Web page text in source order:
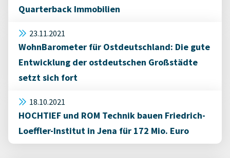
Quarterback Immobilien
23.11.2021
WohnBarometer für Ostdeutschland: Die gute
Entwicklung der ostdeutschen Großstädte
setzt sich fort
18.10.2021
HOCHTIEF und ROM Technik bauen Friedrich-
Loeffler-Institut in Jena für 172 Mio. Euro